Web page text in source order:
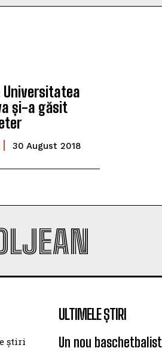
Universitatea
și-a găsit
30 August 2018
știri
ULTIMELE ȘTIRI
Un nou